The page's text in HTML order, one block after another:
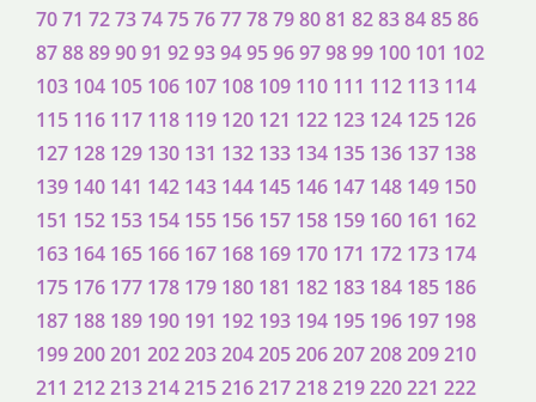
7071 72737475767778798081 8283848586
8788899091 9293949596979899 100 101 102
103 104 105 106 107 108 109 110 111 112 113 114
115 116 117 118 119 120 121 122 123 124 125 126
127 128 129 130 131 132 133 134 135 136 137 138
139 140 141 142 143 144 145 146 147 148 149 150
151 152 153 154 155 156 157 158 159 160 161 162
163 164 165 166 167 168 169 170 171 172 173 174
175 176 177 178 179 180 181 182 183 184 185 186
187 188 189 190 191 192 193 194 195 196 197 198
199200201 202203204205206207208209210
211 212213214215216217218219220221 222